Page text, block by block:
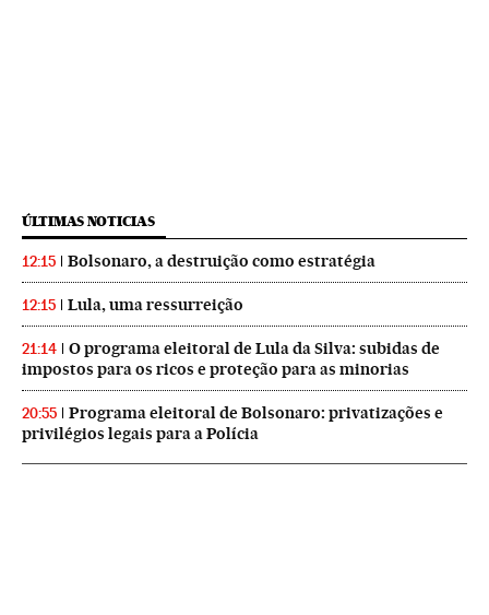
ÚLTIMAS NOTICIAS
12:15 Bolsonaro, a destruição como estratégia
12:15 Lula, uma ressurreição
21:14
O programa eleitoral de Lula da Silva: subidas de
impostos para os ricos e proteção para as minorias
20:55
Programa eleitoral de Bolsonaro: privatizações e
privilégios legais para a Polícia